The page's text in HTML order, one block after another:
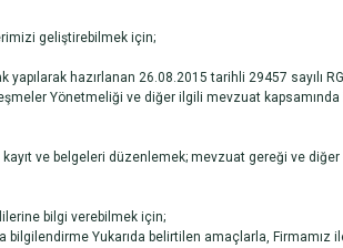
geliştirebilmek için;
hazırlanan 26.08.2015 tarihli 29457 sayılı
Yönetmeliği ve diğer ilgili mevzuat
ve belgeleri düzenlemek; mevzuat gereği ve
bilgi verebilmek için;
Yukarıda belirtilen amaçlarla, Firmamız ile